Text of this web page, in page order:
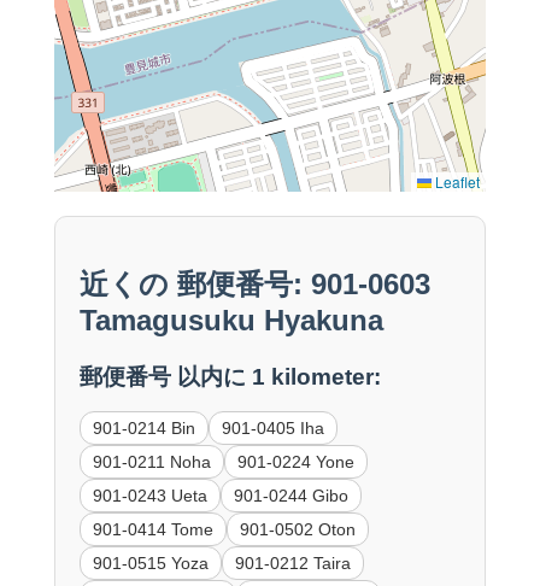
Leaflet
近くの 郵便番号: 901-0603
Tamagusuku Hyakuna
郵便番号 以内に 1 kilometer:
901-0214 Bin
901-0405 Iha
901-0211 Noha
901-0224 Yone
901-0243 Ueta
901-0244 Gibo
901-0414 Tome
901-0502 Oton
901-0515 Yoza
901-0212 Taira